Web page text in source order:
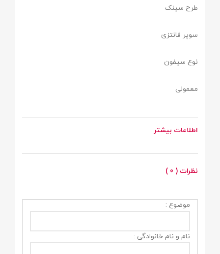
طرح سینک
سوپر فانتزی
نوع سیفون
معمولی
اطلاعات بیشتر
نظرات ( 0 )
موضوع :
نام و نام خانوادگی :